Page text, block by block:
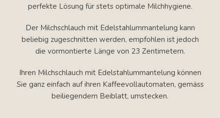
perfekte Lösung für stets optimale Milchhygiene.
Der Milchschlauch mit Edelstahlummantelung kann
beliebig zugeschnitten werden, empfohlen ist jedoch
die vormontierte Länge von 23 Zentimetern.
Ihren Milchschlauch mit Edelstahlummantelung können
Sie ganz einfach auf ihren Kaffeevollautomaten, gemäss
beiliegendem Beiblatt, umstecken.